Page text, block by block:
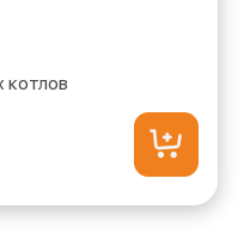
котлов